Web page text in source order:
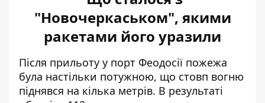
"Новочеркаськом", якими
ракетами його уразили
Після прильоту у порт Феодосії пожежа
була настільки потужною, що стовп вогню
піднявся на кілька метрів. В результаті